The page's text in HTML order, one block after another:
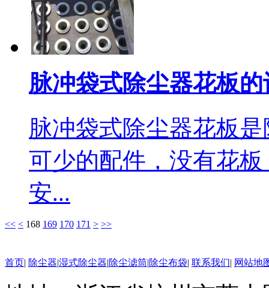
脉冲袋式除尘器花板
脉冲袋式除尘器花板
可少的配件，没有花
安...
<< < 168 169 170 171 > >>
首页| 除尘器|湿式除尘器|除尘滤筒|除尘布袋| 联系我们| 网站地